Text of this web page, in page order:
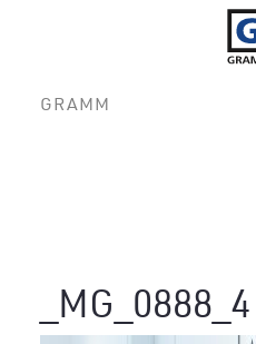
GRAMM
_MG_0888_4